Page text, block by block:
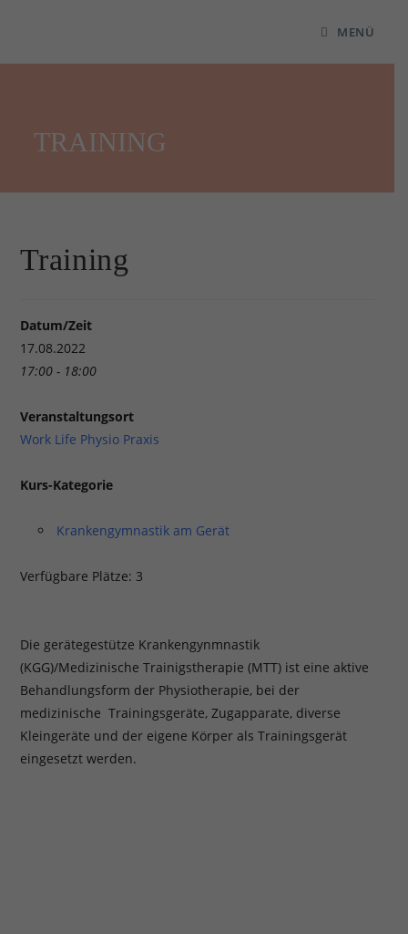
MENÜ
TRAINING
Training
Datum/Zeit
17.08.2022
17:00 - 18:00
Veranstaltungsort
Work Life Physio Praxis
Kurs-Kategorie
Krankengymnastik am Gerät
Verfügbare Plätze: 3
Die gerätegestütze Krankengynmnastik
(KGG)/Medizinische Trainigstherapie (MTT) ist eine aktive
Behandlungsform der Physiotherapie, bei der
medizinische Trainingsgeräte, Zugapparate, diverse
Kleingeräte und der eigene Körper als Trainingsgerät
eingesetzt werden.